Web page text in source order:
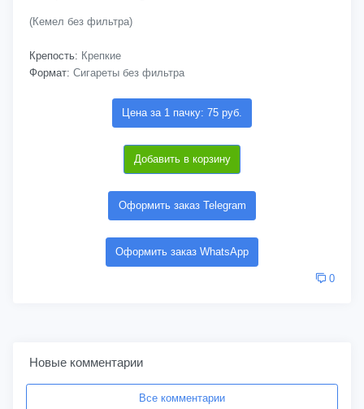
(Кемел без фильтра)
Крепость: Крепкие
Формат: Сигареты без фильтра
Цена за 1 пачку: 75 руб.
Добавить в корзину
Оформить заказ Telegram
Оформить заказ WhatsApp
0
Новые комментарии
Все комментарии